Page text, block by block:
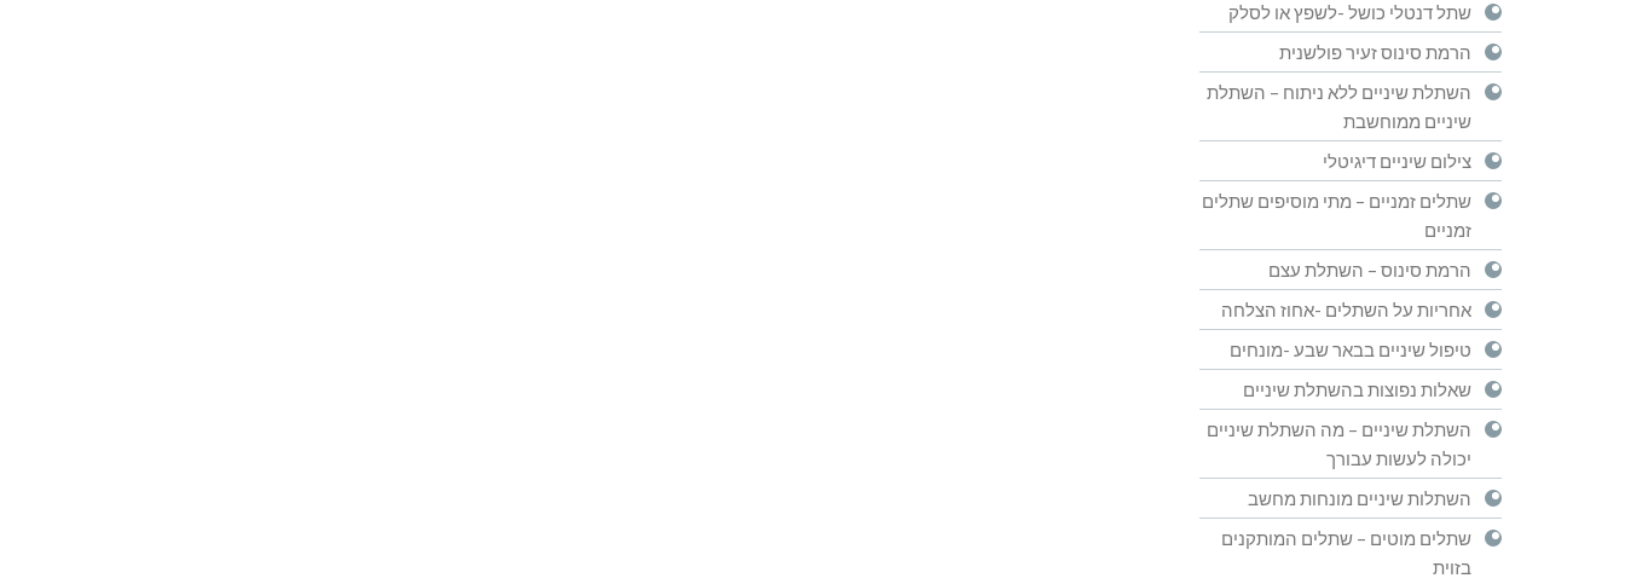
שתל דנטלי כושל -לשפץ או לסלק
הרמת סינוס זעיר פולשנית
השתלת שיניים ללא ניתוח – השתלת
שיניים ממוחשבת
צילום שיניים דיגיטלי
שתלים זמניים – מתי מוסיפים שתלים
זמניים
הרמת סינוס – השתלת עצם
אחריות על השתלים -אחוז הצלחה
טיפול שיניים בבאר שבע -מונחים
שאלות נפוצות בהשתלת שיניים
השתלת שיניים – מה השתלת שיניים
יכולה לעשות עבורך
השתלות שיניים מונחות מחשב
שתלים מוטים – שתלים המותקנים
בזוית